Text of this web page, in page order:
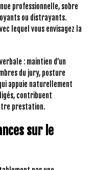
professionnelle, sobre
ou distrayants.
lequel vous envisagez la
: maintien d’un
du jury, posture
appuie naturellement
contribuent
prestation.
sur le